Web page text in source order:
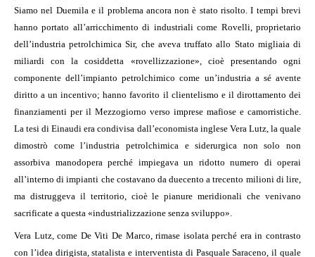
Siamo nel Duemila e il problema ancora non è stato risolto. I tempi brevi
hanno portato all’arricchimento di industriali come Rovelli, proprietario
dell’industria petrolchimica Sir, che aveva truffato allo Stato migliaia di
miliardi con la cosiddetta «rovellizzazione», cioè presentando ogni
componente dell’impianto petrolchimico come un’industria a sé avente
diritto a un incentivo; hanno favorito il clientelismo e il dirottamento dei
finanziamenti per il Mezzogiorno verso imprese mafiose e camorristiche.
La tesi di Einaudi era condivisa dall’economista inglese Vera Lutz, la quale
dimostrò come l’industria petrolchimica e siderurgica non solo non
assorbiva manodopera perché impiegava un ridotto numero di operai
all’interno di impianti che costavano da duecento a trecento milioni di lire,
ma distruggeva il territorio, cioè le pianure meridionali che venivano
sacrificate a questa «industrializzazione senza sviluppo».
Vera Lutz, come De Viti De Marco, rimase isolata perché era in contrasto
con l’idea dirigista, statalista e interventista di Pasquale Saraceno, il quale